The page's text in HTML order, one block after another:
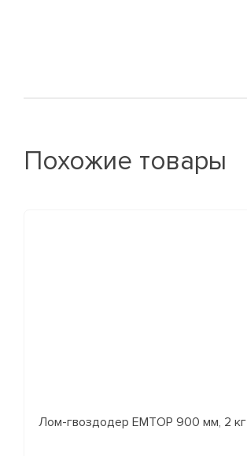
Похожие товары
Лом-гвоздодер EMTOP 900 мм, 2 кг